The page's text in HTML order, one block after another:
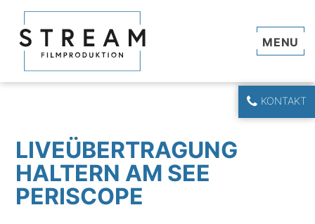
KONTAKT
LIVEÜBERTRAGUNG
HALTERN AM SEE
PERISCOPE